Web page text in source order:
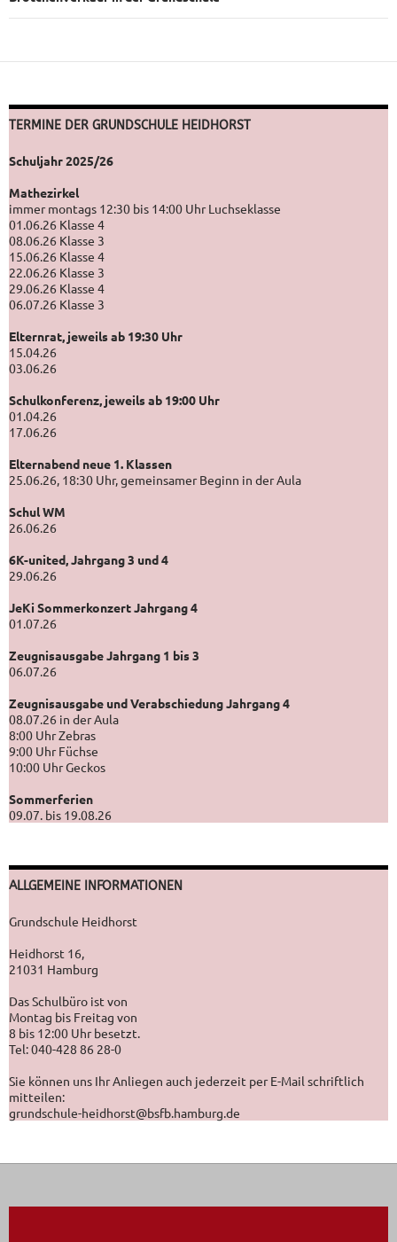
TERMINE DER GRUNDSCHULE HEIDHORST
Schuljahr 2025/26
Mathezirkel
immer montags 12:30 bis 14:00 Uhr Luchseklasse
01.06.26 Klasse 4
08.06.26 Klasse 3
15.06.26 Klasse 4
22.06.26 Klasse 3
29.06.26 Klasse 4
06.07.26 Klasse 3
Elternrat, jeweils ab 19:30 Uhr
15.04.26
03.06.26
Schulkonferenz, jeweils ab 19:00 Uhr
01.04.26
17.06.26
Elternabend neue 1. Klassen
25.06.26, 18:30 Uhr, gemeinsamer Beginn in der Aula
Schul WM
26.06.26
6K-united, Jahrgang 3 und 4
29.06.26
JeKi Sommerkonzert Jahrgang 4
01.07.26
Zeugnisausgabe Jahrgang 1 bis 3
06.07.26
Zeugnisausgabe und Verabschiedung Jahrgang 4
08.07.26 in der Aula
8:00 Uhr Zebras
9:00 Uhr Füchse
10:00 Uhr Geckos
Sommerferien
09.07. bis 19.08.26
ALLGEMEINE INFORMATIONEN
Grundschule Heidhorst
Heidhorst 16,
21031 Hamburg
Das Schulbüro ist von
Montag bis Freitag von
8 bis 12:00 Uhr besetzt.
Tel: 040-428 86 28-0
Sie können uns Ihr Anliegen auch jederzeit per E-Mail schriftlich
mitteilen:
grundschule-heidhorst@bsfb.hamburg.de